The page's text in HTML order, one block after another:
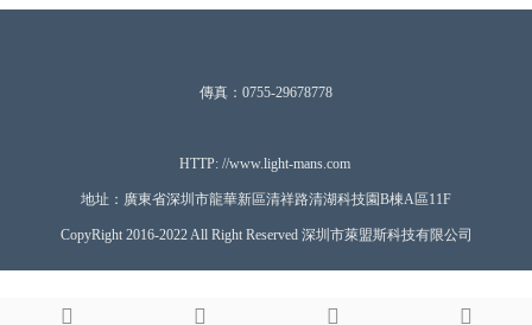
傳真：0755-29678778
HTTP: //www.light-mans.com
地址：廣東省深圳市龍華新區清祥路清湖科技園B棟A區11F
CopyRight 2016-2022 All Right Reserved 深圳市萊盟斯科技有限公司